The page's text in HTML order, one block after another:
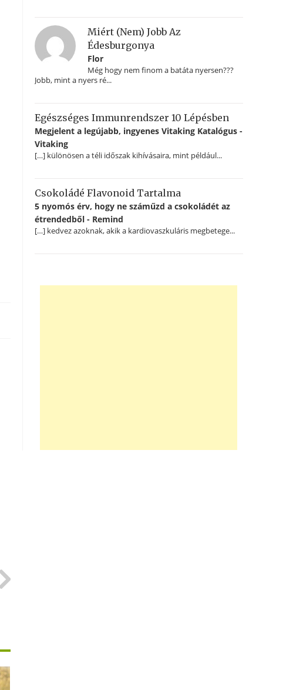
Miért (nem) Jobb Az
Édesburgonya
Flor
Még hogy nem finom a batáta nyersen???
Jobb, mint a nyers ré...
Egészséges Immunrendszer 10 Lépésben
Megjelent a legújabb, ingyenes Vitaking Katalógus -
Vitaking
[…] különösen a téli időszak kihívásaira, mint például...
Csokoládé Flavonoid Tartalma
5 nyomós érv, hogy ne száműzd a csokoládét az
étrendedből - Remind
[…] kedvez azoknak, akik a kardiovaszkuláris megbetege...